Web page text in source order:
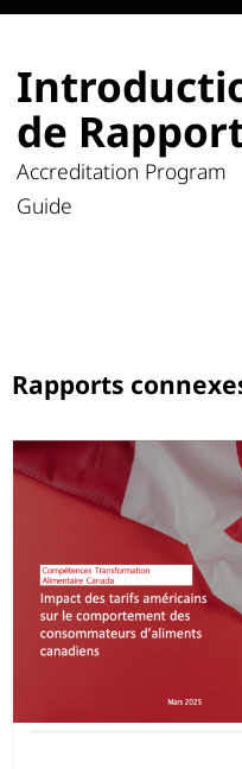
de
Accreditation Program
Guide
Rapports